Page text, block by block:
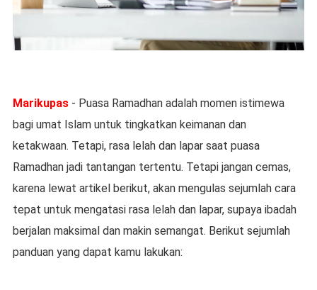
Marikupas- Puasa Ramadhan adalah momen istimewa
bagi umat Islam untuk tingkatkan keimanan dan
ketakwaan. Tetapi, rasa lelah dan lapar saat puasa
Ramadhan jadi tantangan tertentu. Tetapi jangan cemas,
karena lewat artikel berikut, akan mengulas sejumlah cara
tepat untuk mengatasi rasa lelah dan lapar, supaya ibadah
berjalan maksimal dan makin semangat. Berikut sejumlah
panduan yang dapat kamu lakukan: